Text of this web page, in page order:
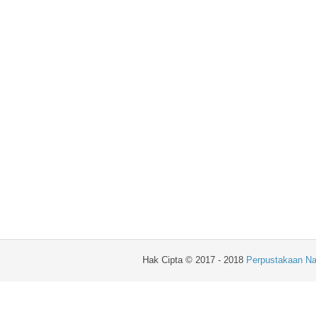
Hak Cipta © 2017 - 2018 Perpustakaan